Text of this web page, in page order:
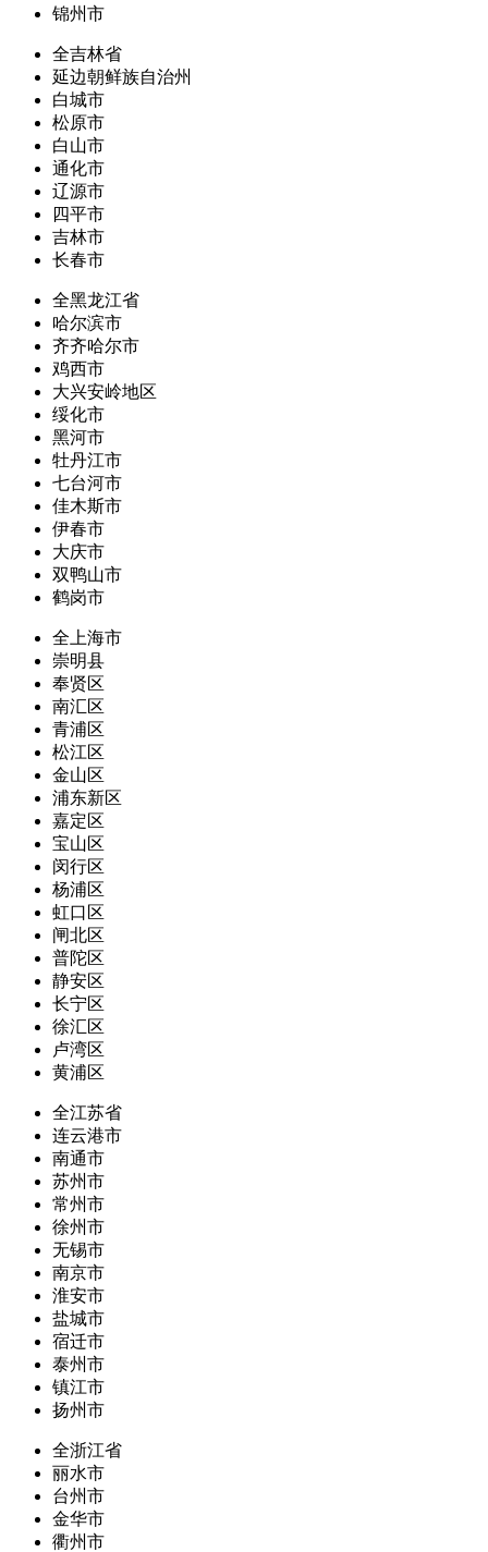
锦州市
全吉林省
延边朝鲜族自治州
白城市
松原市
白山市
通化市
辽源市
四平市
吉林市
长春市
全黑龙江省
哈尔滨市
齐齐哈尔市
鸡西市
大兴安岭地区
绥化市
黑河市
牡丹江市
七台河市
佳木斯市
伊春市
大庆市
双鸭山市
鹤岗市
全上海市
崇明县
奉贤区
南汇区
青浦区
松江区
金山区
浦东新区
嘉定区
宝山区
闵行区
杨浦区
虹口区
闸北区
普陀区
静安区
长宁区
徐汇区
卢湾区
黄浦区
全江苏省
连云港市
南通市
苏州市
常州市
徐州市
无锡市
南京市
淮安市
盐城市
宿迁市
泰州市
镇江市
扬州市
全浙江省
丽水市
台州市
金华市
衢州市